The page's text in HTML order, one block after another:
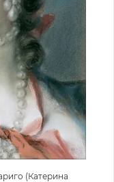
(Катерина